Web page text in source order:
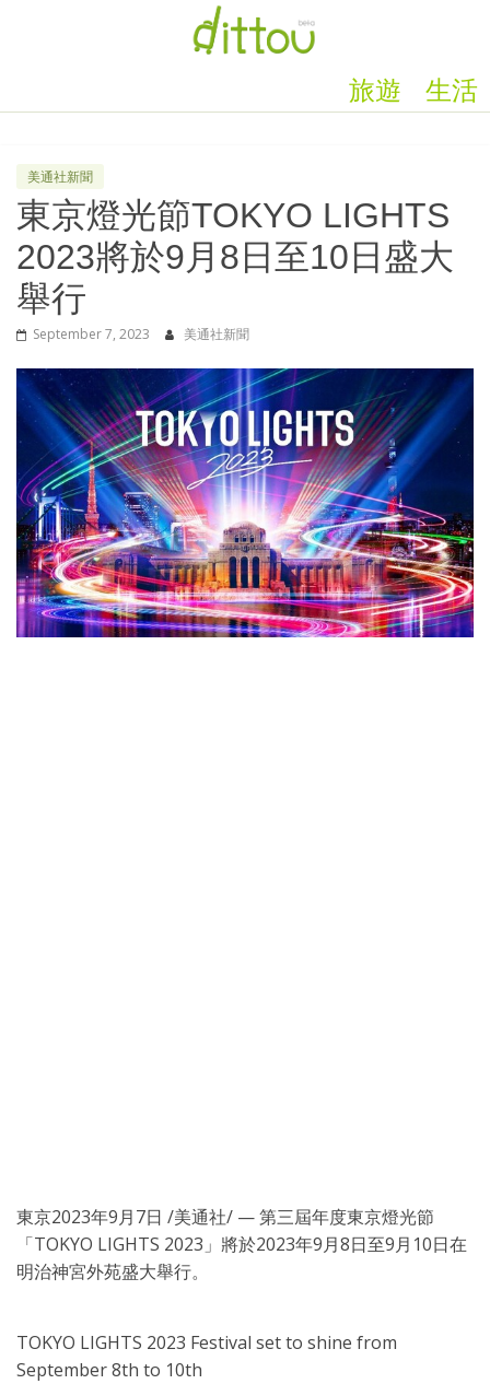
生活
旅遊
美通社新聞
東京燈光節TOKYO LIGHTS
2023將於9月8日至10日盛大
舉行
September 7, 2023 美通社新聞
東京2023年9月7日 /美通社/ — 第三屆年度東京燈光節
「TOKYO LIGHTS 2023」將於2023年9月8日至9月10日在
明治神宮外苑盛大舉行。
TOKYO LIGHTS 2023 Festival set to shine from
September 8th to 10th